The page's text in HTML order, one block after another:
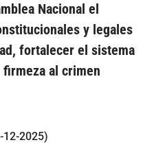
Nacional el
y legales
fortalecer el sistema
al crimen
12-2025)